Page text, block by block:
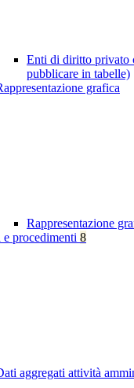
Enti di diritto privato
pubblicare in tabelle)
grafica
Rappresentazione
procedimenti 8
aggregati attività